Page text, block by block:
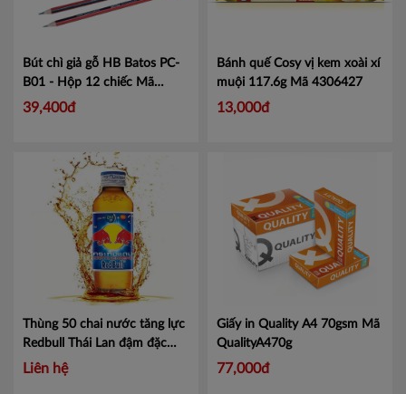
Bút chì giả gỗ HB Batos PC-
B01 - Hộp 12 chiếc Mã
BATPB01
39,400đ
Bánh quế Cosy vị kem xoài xí
muội 117.6g Mã 4306427
13,000đ
Thùng 50 chai nước tăng lực
Redbull Thái Lan đậm đặc
chai thủy tinh 150ml
Liên hệ
Giấy in Quality A4 70gsm Mã
QualityA470g
77,000đ